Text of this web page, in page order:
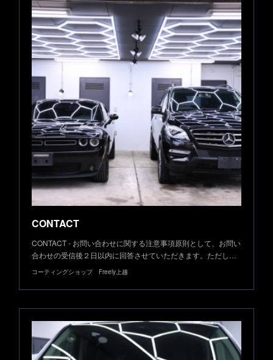
CONTACT
CONTACT - お問い合わせに関する注意事項原則として、お問い
合わせの受信後２日以内に回答させていただきます。ただし…
コーティングショップ Freely上越